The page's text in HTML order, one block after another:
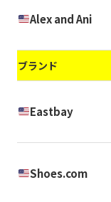
Alex and Ani
ブランド
Eastbay
Shoes.com